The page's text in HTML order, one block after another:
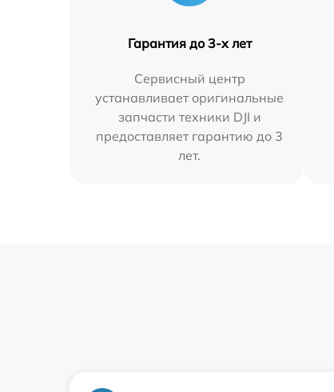
Гарантия до 3-х лет
Сервисный центр
устанавливает оригинальные
запчасти техники DJI и
предоставляет гарантию до 3
лет.